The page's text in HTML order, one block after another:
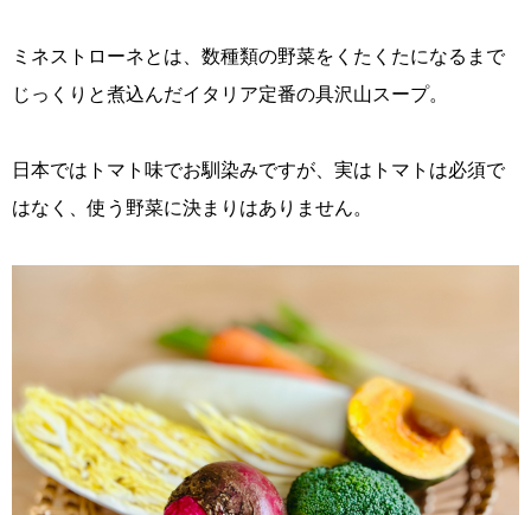
ミネストローネとは、数種類の野菜をくたくたになるまで
じっくりと煮込んだイタリア定番の具沢山スープ。
日本ではトマト味でお馴染みですが、実はトマトは必須で
はなく、使う野菜に決まりはありません。